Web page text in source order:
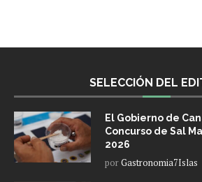
SELECCIÓN DEL
El Gobierno de
Concurso de Sal
2026
porGastronomia7Islas